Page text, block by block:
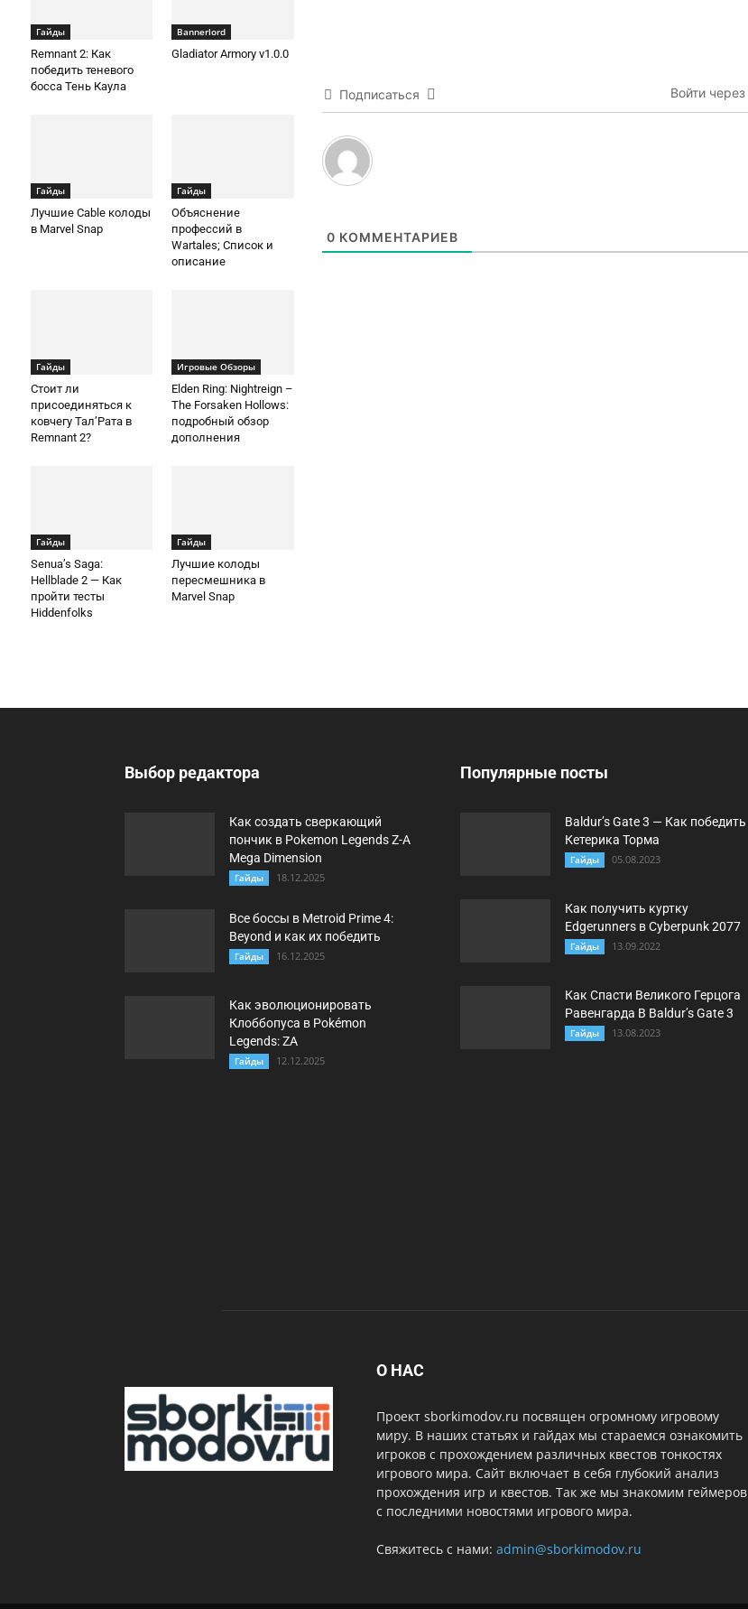
Гайды
Remnant 2: Как
победить теневого
босса Тень Каула
Bannerlord
Gladiator Armory v1.0.0
Гайды
Лучшие Cable колоды
в Marvel Snap
Гайды
Объяснение
профессий в
Wartales; Список и
описание
Гайды
Стоит ли
присоединяться к
ковчегу Тал’Рата в
Remnant 2?
Игровые Обзоры
Elden Ring: Nightreign –
The Forsaken Hollows:
подробный обзор
дополнения
Гайды
Senua’s Saga:
Hellblade 2 — Как
пройти тесты
Hiddenfolks
Гайды
Лучшие колоды
пересмешника в
Marvel Snap
Подписаться Войти через
0 КОММЕНТАРИЕВ
Выбор редактора
Как создать сверкающий
пончик в Pokemon Legends Z-A
Mega Dimension
Гайды 18.12.2025
Все боссы в Metroid Prime 4:
Beyond и как их победить
Гайды 16.12.2025
Как эволюционировать
Клоббопуса в Pokémon
Legends: ZA
Гайды 12.12.2025
Популярные посты
Baldur’s Gate 3 — Как победить
Кетерика Торма
Гайды 05.08.2023
Как получить куртку
Edgerunners в Cyberpunk 2077
Гайды 13.09.2022
Как Спасти Великого Герцога
Равенгарда В Baldur’s Gate 3
Гайды 13.08.2023
О НАС
Проект sborkimodov.ru посвящен огромному игровому
миру. В наших статьях и гайдах мы стараемся ознакомить
игроков с прохождением различных квестов тонкостях
игрового мира. Сайт включает в себя глубокий анализ
прохождения игр и квестов. Так же мы знакомим геймеров
с последними новостями игрового мира.
Свяжитесь с нами: admin@sborkimodov.ru